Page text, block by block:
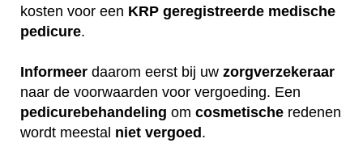
kosten voor een KRP geregistreerde medische
pedicure.
Informeer daarom eerst bij uw zorgverzekeraar
naar de voorwaarden voor vergoeding. Een
pedicurebehandeling om cosmetische redenen
wordt meestal niet vergoed .